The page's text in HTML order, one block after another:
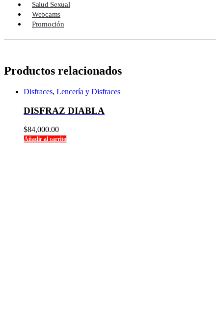
Salud Sexual
Webcams
Promoción
Productos relacionados
Disfraces, Lencería y Disfraces
DISFRAZ DIABLA
$84,000.00
Añadir al carrito